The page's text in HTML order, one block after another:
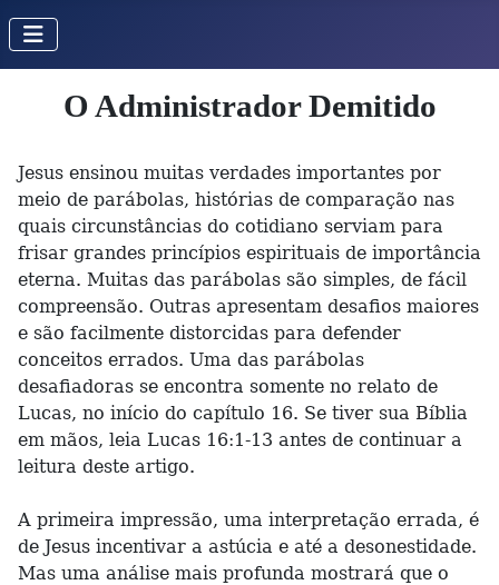
O Administrador Demitido
Jesus ensinou muitas verdades importantes por
meio de parábolas, histórias de comparação nas
quais circunstâncias do cotidiano serviam para
frisar grandes princípios espirituais de importância
eterna. Muitas das parábolas são simples, de fácil
compreensão. Outras apresentam desafios maiores
e são facilmente distorcidas para defender
conceitos errados. Uma das parábolas
desafiadoras se encontra somente no relato de
Lucas, no início do capítulo 16. Se tiver sua Bíblia
em mãos, leia Lucas 16:1-13 antes de continuar a
leitura deste artigo.
A primeira impressão, uma interpretação errada, é
de Jesus incentivar a astúcia e até a desonestidade.
Mas uma análise mais profunda mostrará que o